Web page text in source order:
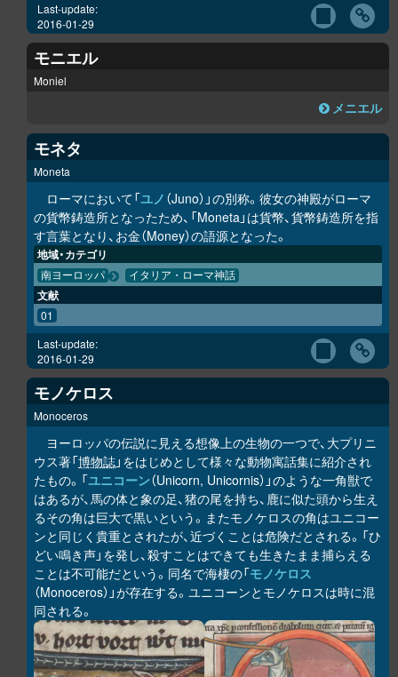
Last-update:
2016-01-29
モニエル
Moniel
メニエル
モネタ
Moneta
ローマにおいて「ユノ （Juno）」の別称。彼女の神殿がローマ
の貨幣鋳造所となったため、「Moneta」は貨幣、貨幣鋳造所を指
す言葉となり、お金（Money）の語源となった。
地域・カテゴリ
南ヨーロッパ イタリア・ローマ神話
文献
01
Last-update:
2016-01-29
モノケロス
Monoceros
ヨーロッパの伝説に見える想像上の生物の一つで、大プリニ
ウス著「博物誌」をはじめとして様々な動物寓話集に紹介され
たもの。「ユニコーン（Unicorn, Unicornis）」のような一角獣で
はあるが、馬の体と象の足、猪の尾を持ち、鹿に似た頭から生え
るその角は巨大で黒いという。またモノケロスの角はユニコー
ンと同じく貴重とされたが、近づくことは危険だとされる。「ひ
どい鳴き声」を発し、殺すことはできても生きたまま捕らえる
ことは不可能だという。同名で海棲の「モノケロス
（Monoceros）」が存在する。ユニコーンとモノケロスは時に混
同される。